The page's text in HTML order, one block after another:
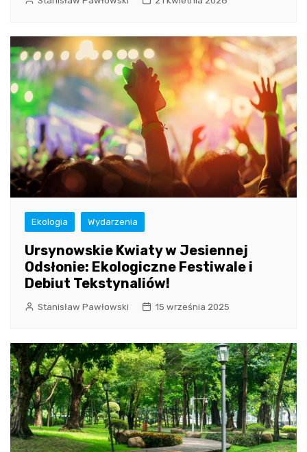
Ekologia Wydarzenia
Ursynowskie Kwiaty w Jesiennej
Odsłonie: Ekologiczne Festiwale i
Debiut Tekstynaliów!
Stanisław Pawłowski 15 września 2025